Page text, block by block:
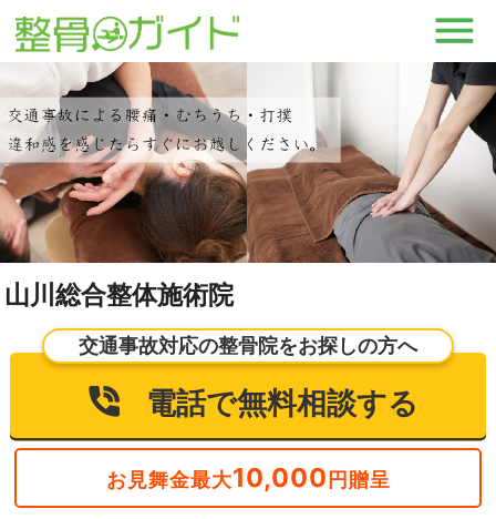
山川総合整体施術院
交通事故対応の整骨院をお探しの方へ
電話で無料相談する
お見舞金最大10,000 円贈呈